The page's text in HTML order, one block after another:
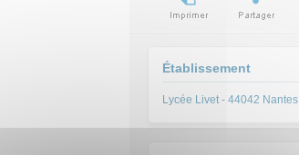
Établissement
Lycée Livet - 44042 Nantes